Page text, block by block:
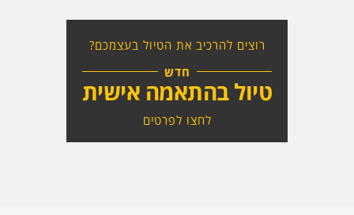
רוצים להרכיב את הטיול בעצמכם?
חדש
טיול בהתאמה אישית
לחצו לפרטים